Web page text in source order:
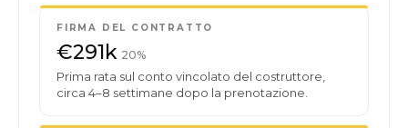
FIRMA DEL CONTRATTO
€291k 20%
Prima rata sul conto vincolato del costruttore,
circa 4–8 settimane dopo la prenotazione.